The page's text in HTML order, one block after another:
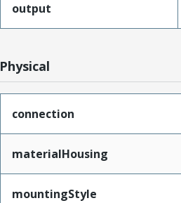
output
Physical
connection
materialHousing
mountingStyle